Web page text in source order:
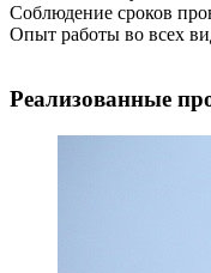
Соблюдение сроков
Опыт работы во всех
Реализованные